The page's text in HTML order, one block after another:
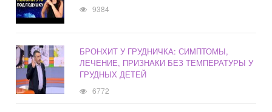
9384
БРОНХИТ У ГРУДНИЧКА: СИМПТОМЫ,
ЛЕЧЕНИЕ, ПРИЗНАКИ БЕЗ ТЕМПЕРАТУРЫ У
ГРУДНЫХ ДЕТЕЙ
6772